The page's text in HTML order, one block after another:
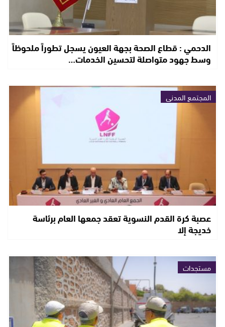
الدحمي : قطاع الصحة بجهة العيون يسجل تطوراً ملحوظاً
وسط جهود متواصلة لتحسين الخدمات…
المجتمع المدني
عصبة كرة القدم النسوية تعقد جمعها العام برئاسة
خديجة إلا
مستجدات